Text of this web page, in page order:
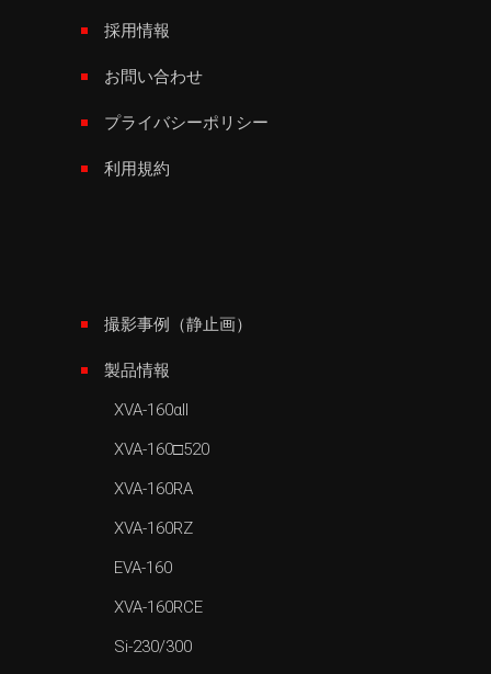
採用情報
お問い合わせ
プライバシーポリシー
利用規約
撮影事例（静止画）
製品情報
XVA-160αII
XVA-160□520
XVA-160RA
XVA-160RZ
EVA-160
XVA-160RCE
Si-230/300